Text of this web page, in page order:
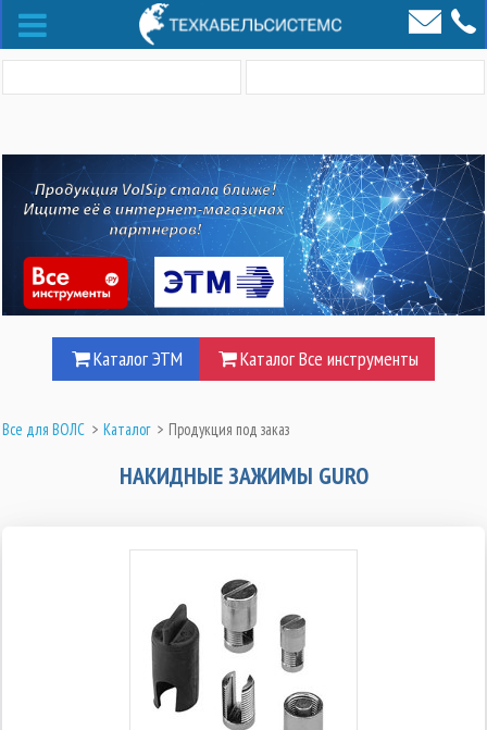
Каталог ЭТМ Каталог Все инструменты
Все для ВОЛС > Каталог > Продукция под заказ
НАКИДНЫЕ ЗАЖИМЫ GURO